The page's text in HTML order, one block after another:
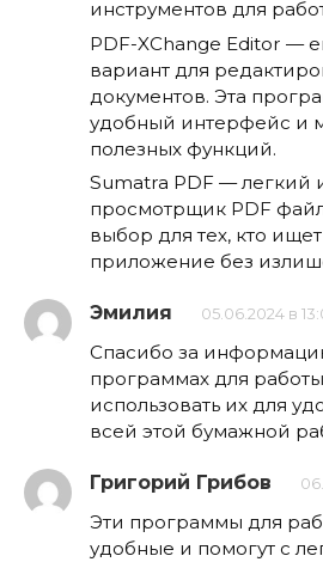
инструментов для
PDF-XChange Editor —
вариант для
документов. Эта
удобный интерфейс и
полезных функций.
Sumatra PDF — легкий
просмотрщик PDF
выбор для тех, кто
приложение без
Эмилия 05.06.2024 в
Спасибо за
программах для
использовать их для
всей этой бумажной
Григорий Грибов
Эти программы для
удобные и помогут с